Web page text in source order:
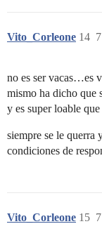
Vito_Corleone 14
no es ser vacas…es
mismo ha dicho que
y es super loable
siempre se le querra
condiciones de
Vito_Corleone 15